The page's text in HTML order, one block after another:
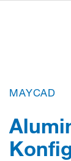
MAYCAD